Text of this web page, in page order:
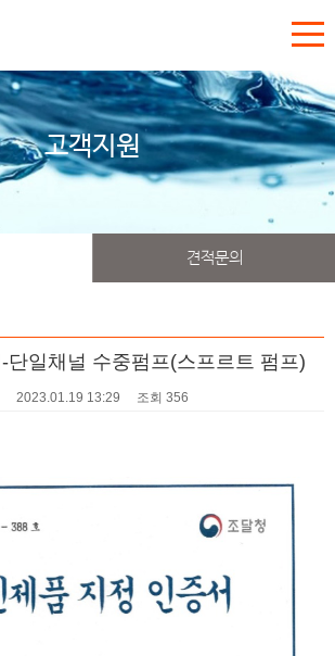
고객지원
견적문의
단일채널 수중펌프(스프르트 펌프)
2023.01.19 13:29 조회 356